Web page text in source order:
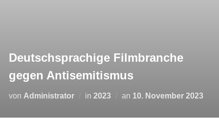
Deutschsprachige Filmbranche
gegen Antisemitismus
von Administrator in 2023 an Veröffentlicht
10. November 2023